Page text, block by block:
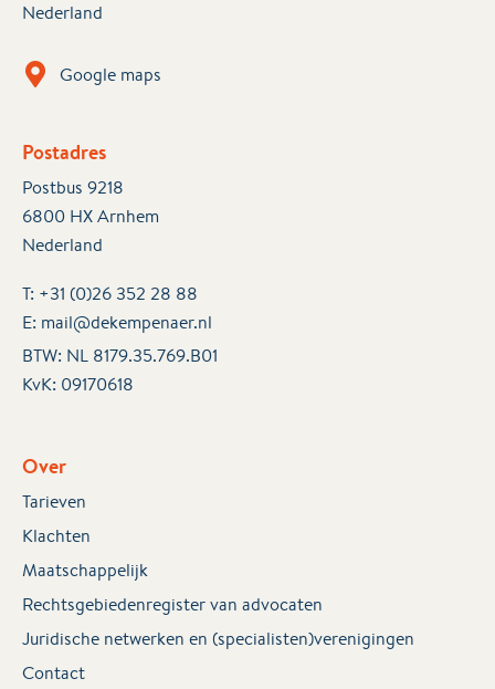
Nederland
Google maps
Postadres
Postbus 9218
6800 HX Arnhem
Nederland
T: +31 (0)26 352 28 88
E: mail@dekempenaer.nl
BTW: NL 8179.35.769.B01
KvK: 09170618
Over
Tarieven
Klachten
Maatschappelijk
Rechtsgebiedenregister van advocaten
Juridische netwerken en (specialisten)verenigingen
Contact